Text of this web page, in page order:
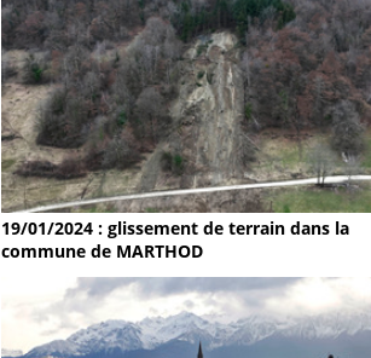
19/01/2024 : glissement de terrain dans la
commune de MARTHOD